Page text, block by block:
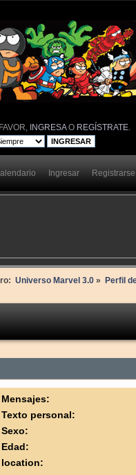
INGRESAO REGÍSTRATE
Ingresar Registrarse
Universo Marvel 3.0» Perfil
Mensajes:
Texto personal:
Sexo:
Edad:
location: